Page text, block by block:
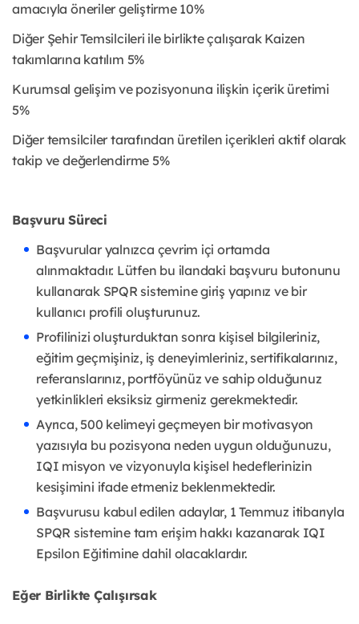
amacıyla öneriler geliştirme 10%
Diğer Şehir Temsilcileri ile birlikte çalışarak Kaizen
takımlarına katılım 5%
Kurumsal gelişim ve pozisyonuna ilişkin içerik üretimi
5%
Diğer temsilciler tarafından üretilen içerikleri aktif olarak
takip ve değerlendirme 5%
Başvuru Süreci
Başvurular yalnızca çevrim içi ortamda
alınmaktadır. Lütfen bu ilandaki başvuru butonunu
kullanarak SPQR sistemine giriş yapınız ve bir
kullanıcı profili oluşturunuz.
Profilinizi oluşturduktan sonra kişisel bilgileriniz,
eğitim geçmişiniz, iş deneyimleriniz, sertifikalarınız,
referanslarınız, portföyünüz ve sahip olduğunuz
yetkinlikleri eksiksiz girmeniz gerekmektedir.
Ayrıca, 500 kelimeyi geçmeyen bir motivasyon
yazısıyla bu pozisyona neden uygun olduğunuzu,
IQI misyon ve vizyonuyla kişisel hedeflerinizin
kesişimini ifade etmeniz beklenmektedir.
Başvurusu kabul edilen adaylar, 1 Temmuz itibarıyla
SPQR sistemine tam erişim hakkı kazanarak IQI
Epsilon Eğitimine dahil olacaklardır.
Eğer Birlikte Çalışırsak